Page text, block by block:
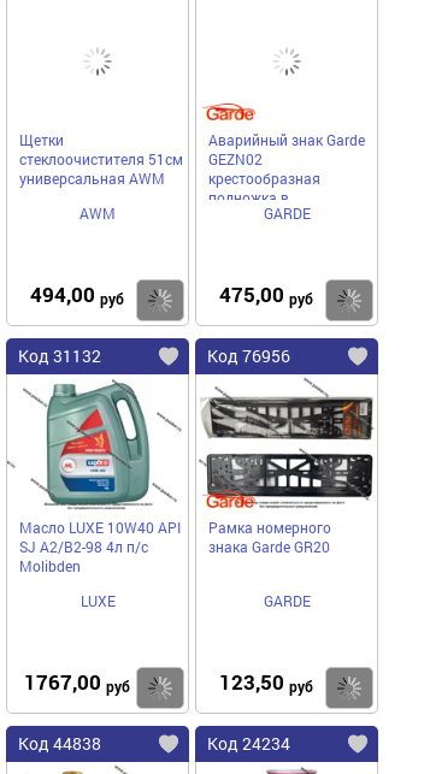
Щетки
стеклоочистителя 51см
универсальная AWM
AWM
494,00 руб Купить
Аварийный знак Garde
GEZN02
крестообразная
подножка в
пластиковом пенале
GARDE
475,00 руб
Код 31132
Масло LUXE 10W40 API
SJ A2/B2-98 4л п/с
Molibden
LUXE
1767,00 руб Купить
Код 76956
Рамка номерного
знака Garde GR20
GARDE
123,50 руб
Код 44838 Код 24234